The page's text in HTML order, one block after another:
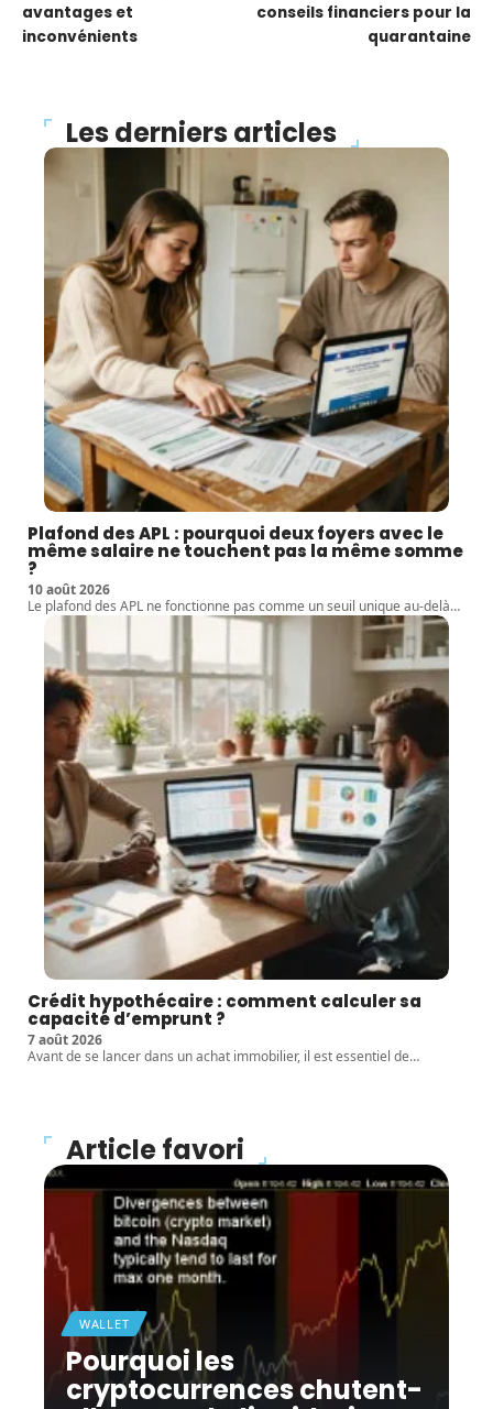
avantages et
inconvénients
conseils financiers pour la
quarantaine
Les derniers articles
Plafond des APL : pourquoi deux foyers avec le
même salaire ne touchent pas la même somme
?
10 août 2026
Le plafond des APL ne fonctionne pas comme un seuil unique au-delà…
Crédit hypothécaire : comment calculer sa
capacité d’emprunt ?
7 août 2026
Avant de se lancer dans un achat immobilier, il est essentiel de…
Article favori
WALLET
Pourquoi les
cryptocurrences chutent-